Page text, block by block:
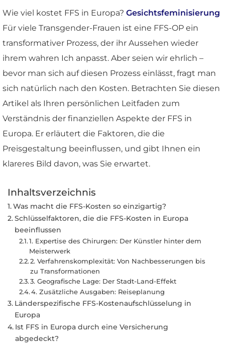
Wie viel kostet FFS in Europa? Gesichtsfeminisierung
Für viele Transgender-Frauen ist eine FFS-OP ein
transformativer Prozess, der ihr Aussehen wieder
ihrem wahren Ich anpasst. Aber seien wir ehrlich –
bevor man sich auf diesen Prozess einlässt, fragt man
sich natürlich nach den Kosten. Betrachten Sie diesen
Artikel als Ihren persönlichen Leitfaden zum
Verständnis der finanziellen Aspekte der FFS in
Europa. Er erläutert die Faktoren, die die
Preisgestaltung beeinflussen, und gibt Ihnen ein
klareres Bild davon, was Sie erwartet.
Inhaltsverzeichnis
Was macht die FFS-Kosten so einzigartig?
Schlüsselfaktoren, die die FFS-Kosten in Europa
beeinflussen
1. Expertise des Chirurgen: Der Künstler hinter dem
Meisterwerk
2. Verfahrenskomplexität: Von Nachbesserungen bis
zu Transformationen
3. Geografische Lage: Der Stadt-Land-Effekt
4. Zusätzliche Ausgaben: Reiseplanung
Länderspezifische FFS-Kostenaufschlüsselung in
Europa
Ist FFS in Europa durch eine Versicherung
abgedeckt?